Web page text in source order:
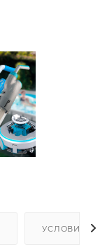
УСЛОВИЯ